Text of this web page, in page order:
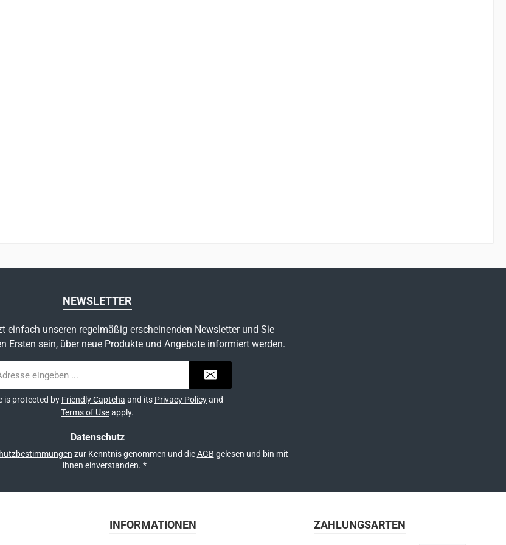
NEWSLETTER
einfach unseren regelmäßig erscheinenden Newsletter und Sie
Ersten sein, über neue Produkte und Angebote informiert werden.
is protected by Friendly Captcha and its Privacy Policyand
Terms of Useapply.
Datenschutz
zur Kenntnis genommen und dieAGB gelesen und bin mit
ihnen einverstanden. *
INFORMATIONEN ZAHLUNGSARTEN